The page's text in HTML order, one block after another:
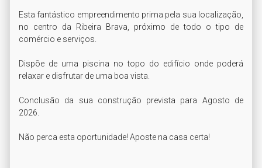
Esta fantástico empreendimento prima pela sua localização,
no centro da Ribeira Brava, próximo de todo o tipo de
comércio e serviços.
Dispõe de uma piscina no topo do edifício onde poderá
relaxar e disfrutar de uma boa vista.
Conclusão da sua construção prevista para Agosto de
2026.
Não perca esta oportunidade! Aposte na casa certa!